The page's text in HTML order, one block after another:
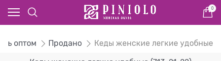
0
оптом Продано Кеды женские легкие удобные